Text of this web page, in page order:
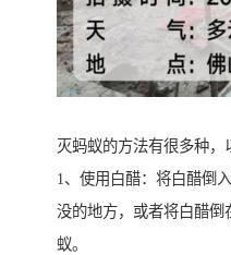
灭蚂蚁的方法有很多种，
1、使用白醋：将白醋倒
没的地方，或者将白醋
蚁。